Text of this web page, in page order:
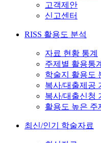
고객제안
신고센터
RISS 활용도 분석
자료 현황 통계
주제별 활용통
학술지 활용도
복사/대출제공
복사/대출신청
활용도 높은 주
최신/인기 학술자료